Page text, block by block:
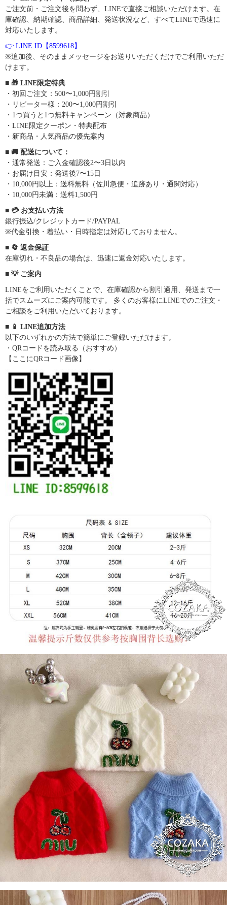
ご注文前・ご注文後を問わず、LINEで直接ご相談いただけます。在
庫確認、納期確認、商品詳細、発送状況など、すべてLINEで迅速に
対応いたします。
👉 LINE ID【8599618】
※追加後、そのままメッセージをお送りいただくだけでご利用いただ
けます。
■ 🎁 LINE限定特典
・初回ご注文：500〜1,000円割引
・リピーター様：200〜1,000円割引
・1つ買うと1つ無料キャンペーン（対象商品）
・LINE限定クーポン・特典配布
・新商品・人気商品の優先案内
■ 🚚 配送について：
・通常発送：ご入金確認後2〜3日以内
・お届け目安：発送後7〜15日
・10,000円以上：送料無料（佐川急便・追跡あり・通関対応）
・10,000円未満：送料1,500円
■ 💳 お支払い方法
銀行振込/クレジットカード/PAYPAL
※代金引換・着払い・日時指定は対応しておりません。
■ 🔄 返金保証
在庫切れ・不良品の場合は、迅速に返金対応いたします。
■ 💡 ご案内
LINEをご利用いただくことで、在庫確認から割引適用、発送まで一
括でスムーズにご案内可能です。 多くのお客様にLINEでのご注文・
ご相談をご利用いただいております。
■ 📱 LINE追加方法
以下のいずれかの方法で簡単にご登録いただけます。
・QRコードを読み取る（おすすめ）
【ここにQRコード画像】